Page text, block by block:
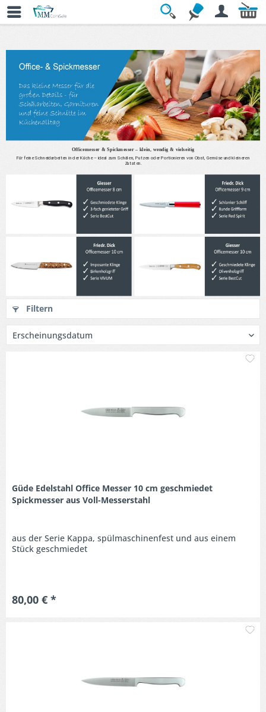
» Office- & Spickmesser
Officemesser & Spickmesser – klein, wendig & vielseitig
Für feine Schneidarbeiten in der Küche – ideal zum Schälen, Putzen oder Portionieren von Obst, Gemüse und kleineren
Zutaten.
Filtern
Güde Edelstahl Office Messer 10 cm geschmiedet
Spickmesser aus Voll-Messerstahl
aus der Serie Kappa, spülmaschinenfest und aus einem
Stück geschmiedet
80,00 € *